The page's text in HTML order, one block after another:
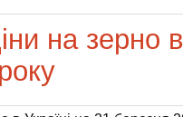
на зерно